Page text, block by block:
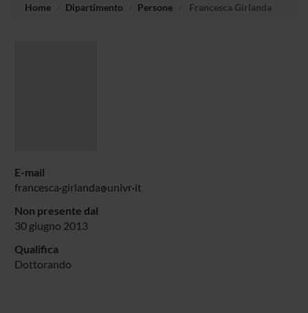
Home Dipartimento Persone Francesca Girlanda
E-mail
francesca girlanda univr it
Non presente dal
30 giugno 2013
Qualifica
Dottorando